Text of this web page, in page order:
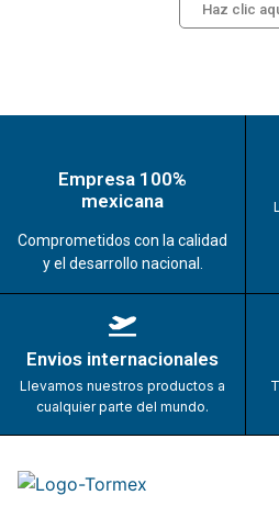
Haz clic
Empresa 100%
mexicana
Comprometidos con la calidad
y el desarrollo nacional.
Envios internacionales
Llevamos nuestros productos a
cualquier parte del mundo.